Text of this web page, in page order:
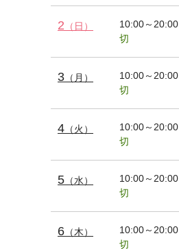
2 （日） 10:00～20:00
切
3 （月） 10:00～20:00
切
4 （火） 10:00～20:00
切
5 （水） 10:00～20:00
切
6 （木） 10:00～20:00
切